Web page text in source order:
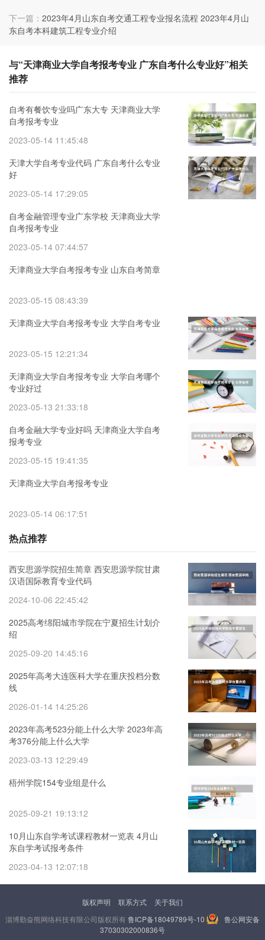
下一篇： 2023年4月山东自考交通工程专业报名流程 2023年4月山
东自考本科建筑工程专业介绍
与“天津商业大学自考报考专业 广东自考什么专业好”相关
推荐
自考有餐饮专业吗广东大专 天津商业大学
自考报考专业
2023-05-14 11:45:48
天津大学自考专业代码 广东自考什么专业
好
2023-05-14 17:29:05
自考金融管理专业广东学校 天津商业大学
自考报考专业
2023-05-14 07:44:57
天津商业大学自考报考专业 山东自考简章
2023-05-15 08:43:39
天津商业大学自考报考专业 大学自考专业
2023-05-15 12:21:34
天津商业大学自考报考专业 大学自考哪个
专业好过
2023-05-13 21:33:18
自考金融大学专业好吗 天津商业大学自考
报考专业
2023-05-15 19:41:35
天津商业大学自考报考专业
2023-05-14 06:17:51
热点推荐
西安思源学院招生简章 西安思源学院甘肃
汉语国际教育专业代码
2024-10-06 22:45:42
2025高考绵阳城市学院在宁夏招生计划介
绍
2025-09-20 14:45:16
2025年高考大连医科大学在重庆投档分数
线
2026-01-14 14:25:26
2023年高考523分能上什么大学 2023年高
考376分能上什么大学
2023-03-13 12:29:49
梧州学院154专业组是什么
2025-09-21 19:13:12
10月山东自学考试课程教材一览表 4月山
东自学考试报考条件
2023-04-13 12:07:18
版权声明 联系方式
关于我们
淄博勤奋熊网络科技有限公司版权所有鲁ICP备18049789号-10
鲁公网安备
37030302000836号